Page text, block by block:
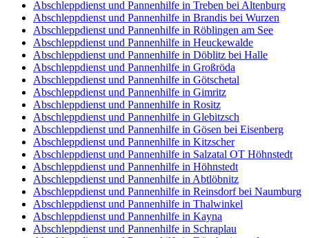
Abschleppdienst und Pannenhilfe in Treben bei Altenburg
Abschleppdienst und Pannenhilfe in Brandis bei Wurzen
Abschleppdienst und Pannenhilfe in Röblingen am See
Abschleppdienst und Pannenhilfe in Heuckewalde
Abschleppdienst und Pannenhilfe in Döblitz bei Halle
Abschleppdienst und Pannenhilfe in Großröda
Abschleppdienst und Pannenhilfe in Götschetal
Abschleppdienst und Pannenhilfe in Gimritz
Abschleppdienst und Pannenhilfe in Rositz
Abschleppdienst und Pannenhilfe in Glebitzsch
Abschleppdienst und Pannenhilfe in Gösen bei Eisenberg
Abschleppdienst und Pannenhilfe in Kitzscher
Abschleppdienst und Pannenhilfe in Salzatal OT Höhnstedt
Abschleppdienst und Pannenhilfe in Höhnstedt
Abschleppdienst und Pannenhilfe in Abtlöbnitz
Abschleppdienst und Pannenhilfe in Reinsdorf bei Naumburg
Abschleppdienst und Pannenhilfe in Thalwinkel
Abschleppdienst und Pannenhilfe in Kayna
Abschleppdienst und Pannenhilfe in Schraplau